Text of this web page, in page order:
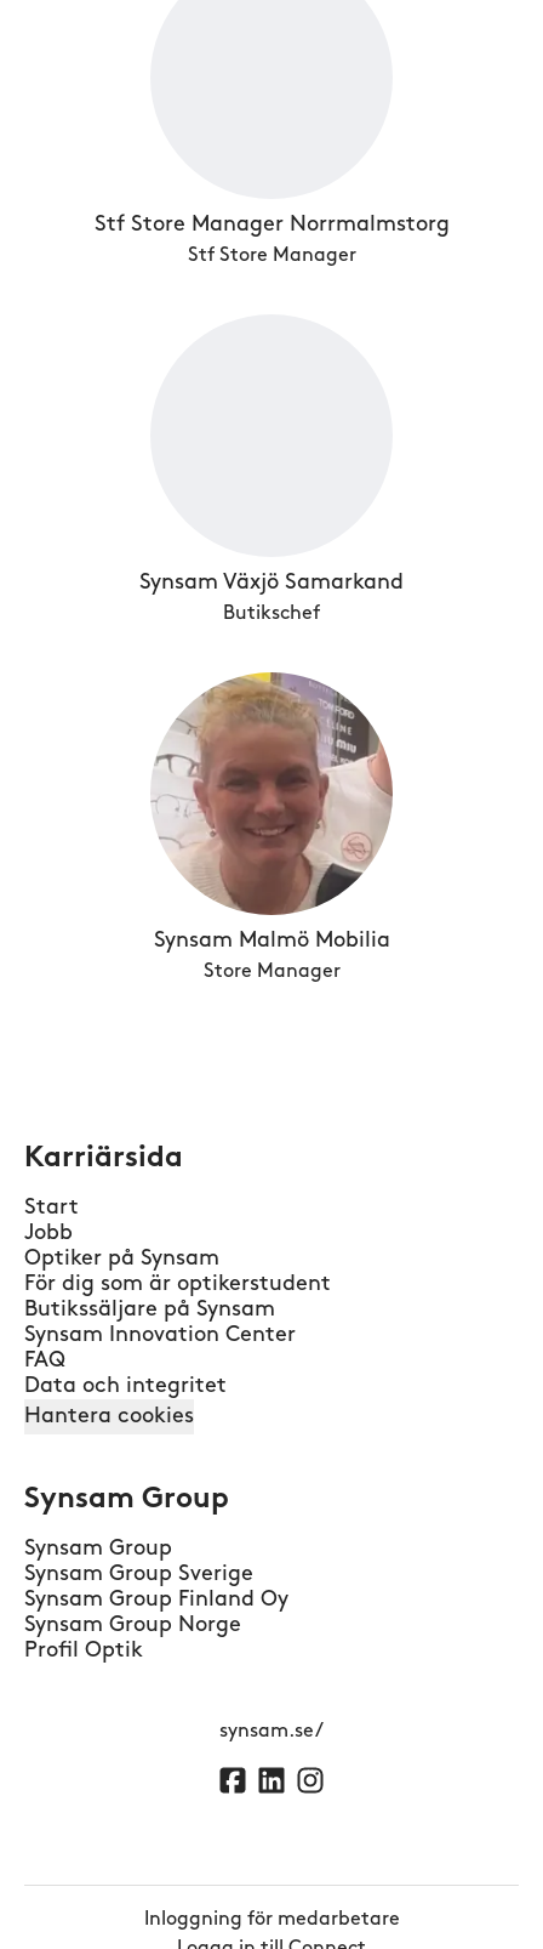
Stf Store Manager Norrmalmstorg
Stf Store Manager
Synsam Växjö Samarkand
Butikschef
Synsam Malmö Mobilia
Store Manager
Karriärsida
Start
Jobb
Optiker på Synsam
För dig som är optikerstudent
Butikssäljare på Synsam
Synsam Innovation Center
FAQ
Data och integritet
Hantera cookies
Synsam Group
Synsam Group
Synsam Group Sverige
Synsam Group Finland Oy
Synsam Group Norge
Profil Optik
synsam.se/
Inloggning för medarbetare